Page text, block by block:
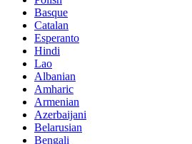
Basque
Catalan
Esperanto
Hindi
Lao
Albanian
Amharic
Armenian
Azerbaijani
Belarusian
Bengali